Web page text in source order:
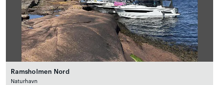
Ramsholmen Nord
Naturhavn